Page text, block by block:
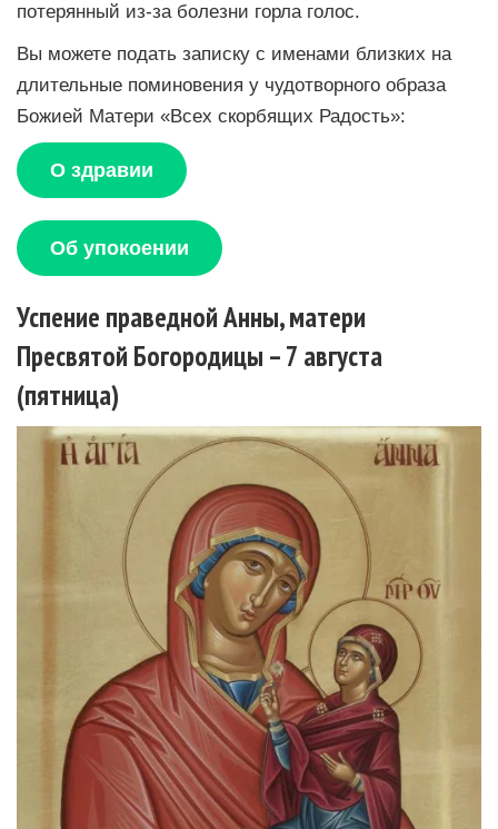
потерянный из-за болезни горла голос.
Вы можете подать записку с именами близких на
длительные поминовения у чудотворного образа
Божией Матери «Всех скорбящих Радость»:
О здравии
Об упокоении
Успение праведной Анны, матери
Пресвятой Богородицы – 7 августа
(пятница)